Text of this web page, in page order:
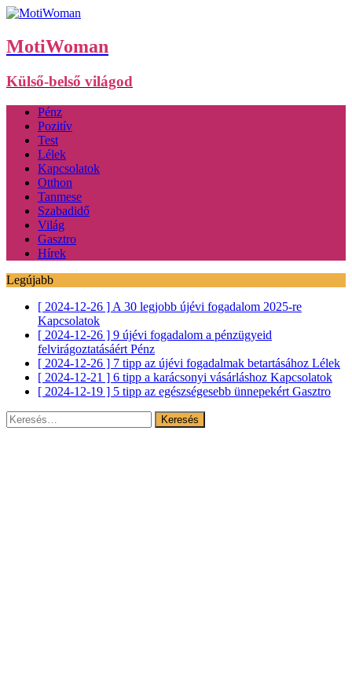
MotiWoman
Külső-belső világod
Pénz
Pozitív
Test
Lélek
Kapcsolatok
Otthon
Tanmese
Szabadidő
Világ
Gasztro
Hírek
Legújabb
[ 2024-12-26 ] A 30 legjobb újévi fogadalom 2025-re
Kapcsolatok
[ 2024-12-26 ] 9 újévi fogadalom a pénzügyeid
felvirágoztatásáért Pénz
[ 2024-12-26 ] 7 tipp az újévi fogadalmak betartásához Lélek
[ 2024-12-21 ] 6 tipp a karácsonyi vásárláshoz Kapcsolatok
[ 2024-12-19 ] 5 tipp az egészségesebb ünnepekért Gasztro
Keresés: